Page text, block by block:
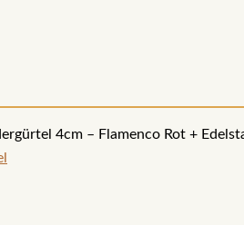
4cm – Flamenco Rot +